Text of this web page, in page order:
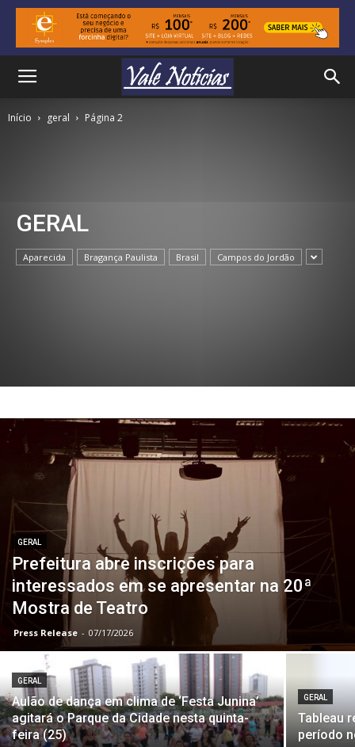
Início geral Página 2
GERAL
Aparecida Bragança Paulista Brasil Campos do Jordão
GERAL
Prefeitura abre inscrições para
interessados em se apresentar na 20ª
Mostra de Teatro
Press Release - 07/17/2026
GERAL
Aulão de dança em clima de ‘Festa Junina’
agitará o Parque da Cidade nesta quinta-
feira (25)
GERAL
Tableau
período